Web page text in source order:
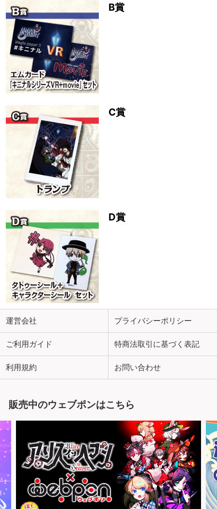
B賞
C賞
D賞
運営会社 プライバシーポリシー
ご利用ガイド 特商法取引に基づく表記
利用規約 お問い合わせ
販売中のウェブポンはこちら